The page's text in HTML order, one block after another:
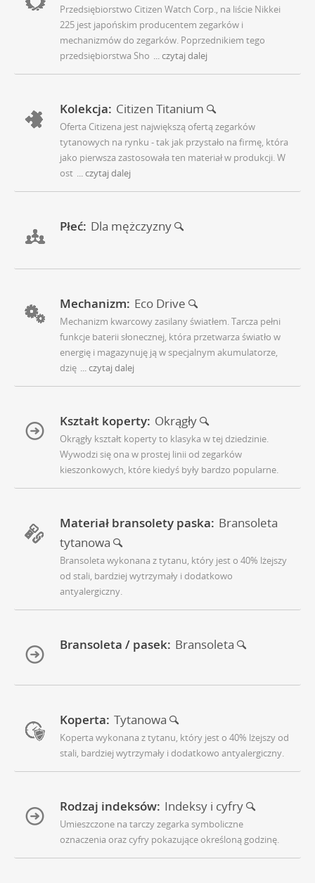
Przedsiębiorstwo Citizen Watch Corp., na liście Nikkei
225 jest japońskim producentem zegarków i
mechanizmów do zegarków. Poprzednikiem tego
przedsiębiorstwa Sho ... czytaj dalej
Kolekcja: Citizen Titanium
Oferta Citizena jest największą ofertą zegarków
tytanowych na rynku - tak jak przystało na firmę, która
jako pierwsza zastosowała ten materiał w produkcji. W
ost ... czytaj dalej
Płeć: Dla mężczyzny
Mechanizm: Eco Drive
Mechanizm kwarcowy zasilany światłem. Tarcza pełni
funkcje baterii słonecznej, która przetwarza światło w
energię i magazynuję ją w specjalnym akumulatorze,
dzię ... czytaj dalej
Kształt koperty: Okrągły
Okrągły kształt koperty to klasyka w tej dziedzinie.
Wywodzi się ona w prostej linii od zegarków
kieszonkowych, które kiedyś były bardzo popularne.
Materiał bransolety paska: Bransoleta
tytanowa
Bransoleta wykonana z tytanu, który jest o 40% lżejszy
od stali, bardziej wytrzymały i dodatkowo
antyalergiczny.
Bransoleta / pasek: Bransoleta
Koperta: Tytanowa
Koperta wykonana z tytanu, który jest o 40% lżejszy od
stali, bardziej wytrzymały i dodatkowo antyalergiczny.
Rodzaj indeksów: Indeksy i cyfry
Umieszczone na tarczy zegarka symboliczne
oznaczenia oraz cyfry pokazujące określoną godzinę.